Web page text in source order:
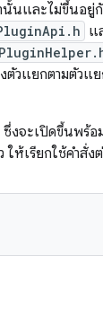
นั้นและไม่ขึ้นอยู่
แ
ตัวแยกตามตัวแ
ซึ่งจะเปิดขึ้นพร้อ
ห้เรียกใช้คำสั่ง